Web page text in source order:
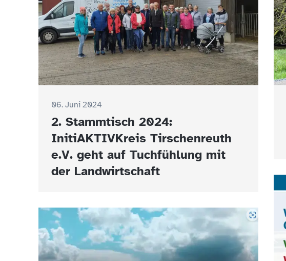
06. Juni 2024
2. Stammtisch 2024:
InitiAKTIVKreis Tirschenreuth
e.V. geht auf Tuchfühlung mit
der Landwirtschaft